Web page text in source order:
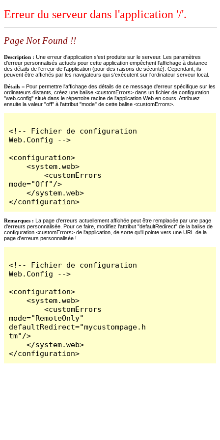
Erreur du serveur dans l'application '/'.
Page Not Found !!
Description : Une erreur d'application s'est produite sur le serveur. Les paramètres
d'erreur personnalisés actuels pour cette application empêchent l'affichage à distance
des détails de l'erreur de l'application (pour des raisons de sécurité). Cependant, ils
peuvent être affichés par les navigateurs qui s'exécutent sur l'ordinateur serveur local.
Détails = Pour permettre l'affichage des détails de ce message d'erreur spécifique sur les
ordinateurs distants, créez une balise <customErrors> dans un fichier de configuration
"web.config" situé dans le répertoire racine de l'application Web en cours. Attribuez
ensuite la valeur "off" à l'attribut "mode" de cette balise <customErrors>.
<!-- Fichier de configuration
Web.Config -->
<configuration>
    <system.web>
        <customErrors
mode="Off"/>
    </system.web>
</configuration>
Remarques : La page d'erreurs actuellement affichée peut être remplacée par une page
d'erreurs personnalisée. Pour ce faire, modifiez l'attribut "defaultRedirect" de la balise de
configuration <customErrors> de l'application, de sorte qu'il pointe vers une URL de la
page d'erreurs personnalisée !
<!-- Fichier de configuration
Web.Config -->
<configuration>
    <system.web>
        <customErrors
mode="RemoteOnly"
defaultRedirect="mycustompage.h
tm"/>
    </system.web>
</configuration>